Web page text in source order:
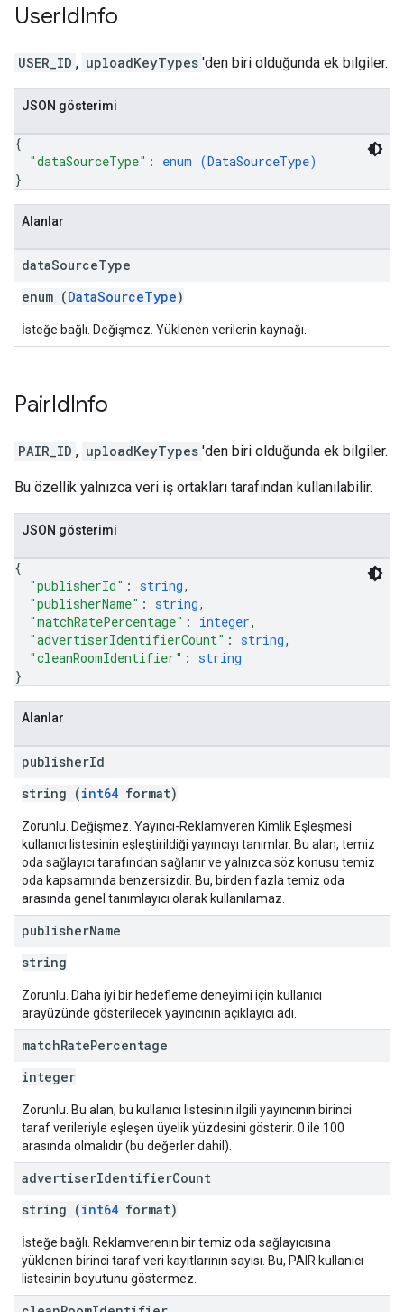
UserIdInfo
USER_ID , uploadKeyTypes 'den biri olduğunda ek bilgiler.
JSON gösterimi
{
"dataSourceType" : enum (DataSourceType)
}
Alanlar
dataSourceType
enum (DataSourceType)
İsteğe bağlı. Değişmez. Yüklenen verilerin kaynağı.
PairIdInfo
PAIR_ID , uploadKeyTypes 'den biri olduğunda ek bilgiler.
Bu özellik yalnızca veri iş ortakları tarafından kullanılabilir.
JSON gösterimi
{
"publisherId" : string,
"publisherName" : string,
"matchRatePercentage" : integer,
"advertiserIdentifierCount" : string,
"cleanRoomIdentifier" : string
}
Alanlar
publisherId
string (int64 format)
Zorunlu. Değişmez. Yayıncı-Reklamveren Kimlik Eşleşmesi
kullanıcı listesinin eşleştirildiği yayıncıyı tanımlar. Bu alan, temiz
oda sağlayıcı tarafından sağlanır ve yalnızca söz konusu temiz
oda kapsamında benzersizdir. Bu, birden fazla temiz oda
arasında genel tanımlayıcı olarak kullanılamaz.
publisherName
string
Zorunlu. Daha iyi bir hedefleme deneyimi için kullanıcı
arayüzünde gösterilecek yayıncının açıklayıcı adı.
matchRatePercentage
integer
Zorunlu. Bu alan, bu kullanıcı listesinin ilgili yayıncının birinci
taraf verileriyle eşleşen üyelik yüzdesini gösterir. 0 ile 100
arasında olmalıdır (bu değerler dahil).
advertiserIdentifierCount
string (int64 format)
İsteğe bağlı. Reklamverenin bir temiz oda sağlayıcısına
yüklenen birinci taraf veri kayıtlarının sayısı. Bu, PAIR kullanıcı
listesinin boyutunu göstermez.